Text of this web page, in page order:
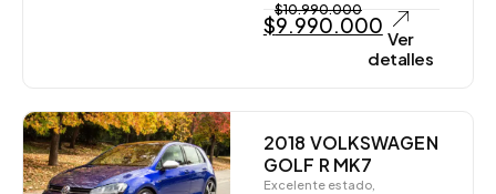
$10.990.000
$9.990.000
Ver
detalles
2018 VOLKSWAGEN
GOLF R MK7
Excelente estado,